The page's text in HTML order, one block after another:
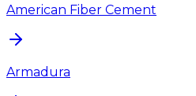
American Fiber Cement
Armadura